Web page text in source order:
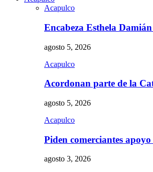
Acapulco
Encabeza Esthela
agosto 5, 2026
Acapulco
Acordonan parte de la
agosto 5, 2026
Acapulco
Piden comerciantes
agosto 3, 2026